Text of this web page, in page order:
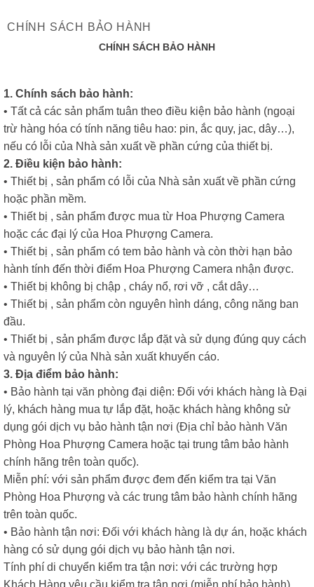
CHÍNH SÁCH BẢO HÀNH
CHÍNH SÁCH BẢO HÀNH
1. Chính sách bảo hành:
• Tất cả các sản phẩm tuân theo điều kiện bảo hành (ngoại
trừ hàng hóa có tính năng tiêu hao: pin, ắc quy, jac, dây…),
nếu có lỗi của Nhà sản xuất về phần cứng của thiết bị.
2. Điều kiện bảo hành:
• Thiết bị , sản phẩm có lỗi của Nhà sản xuất về phần cứng
hoặc phần mềm.
• Thiết bị , sản phẩm được mua từ Hoa Phượng Camera
hoặc các đại lý của Hoa Phượng Camera.
• Thiết bị , sản phẩm có tem bảo hành và còn thời hạn bảo
hành tính đến thời điểm Hoa Phượng Camera nhận được.
• Thiết bị không bị chập , cháy nổ, rơi vỡ , cắt dây…
• Thiết bị , sản phẩm còn nguyên hình dáng, công năng ban
đầu.
• Thiết bị , sản phẩm được lắp đặt và sử dụng đúng quy cách
và nguyên lý của Nhà sản xuất khuyến cáo.
3. Địa điểm bảo hành:
• Bảo hành tại văn phòng đại diện: Đối với khách hàng là Đại
lý, khách hàng mua tự lắp đặt, hoặc khách hàng không sử
dụng gói dịch vụ bảo hành tận nơi (Địa chỉ bảo hành Văn
Phòng Hoa Phượng Camera hoặc tại trung tâm bảo hành
chính hãng trên toàn quốc).
Miễn phí: với sản phẩm được đem đến kiểm tra tại Văn
Phòng Hoa Phượng và các trung tâm bảo hành chính hãng
trên toàn quốc.
• Bảo hành tận nơi: Đối với khách hàng là dự án, hoặc khách
hàng có sử dụng gói dịch vụ bảo hành tận nơi.
Tính phí di chuyển kiểm tra tận nơi: với các trường hợp
Khách Hàng yêu cầu kiểm tra tận nơi (miễn phí bảo hành).